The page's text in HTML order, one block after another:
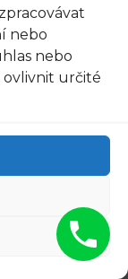
nebo
nebo
ovlivnit určité
Uložte tyto
kde⁣
nebo
přístroje
že někdo
které jsou